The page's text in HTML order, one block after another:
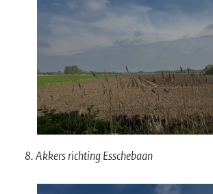
8. Akkers richting Esschebaan